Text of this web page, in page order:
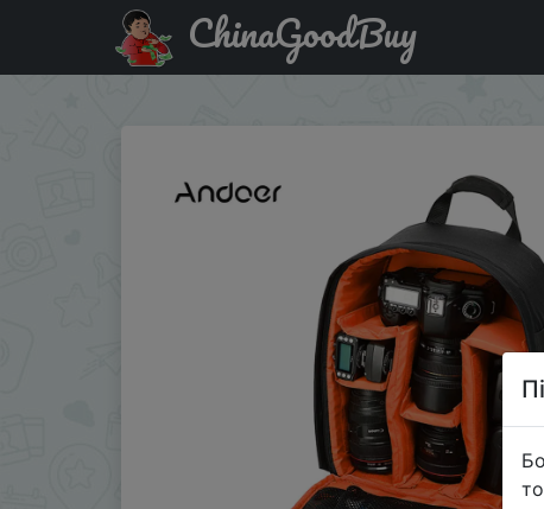
Акція на сумка/фоторюкзак для фотоаппарата видео
ChinaGoodBuy